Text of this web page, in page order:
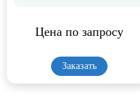
Цена по запросу
Заказать